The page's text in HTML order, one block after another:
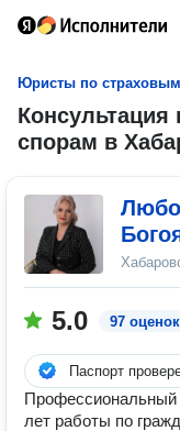
Юристы по
спорам в
5.0 97 оценок
Паспорт
Профессиональный
лет работы по